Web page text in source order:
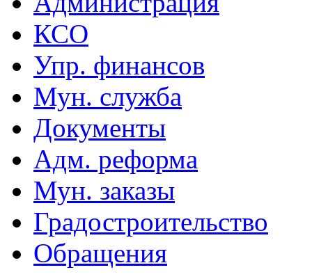
КСО
Упр. финансов
Мун. служба
Документы
Адм. реформа
Мун. заказы
Градостроительство
Обращения